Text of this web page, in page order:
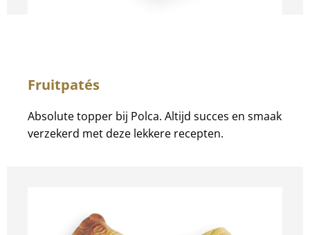
Fruitpatés
Absolute topper bij Polca. Altijd succes en smaak
verzekerd met deze lekkere recepten.